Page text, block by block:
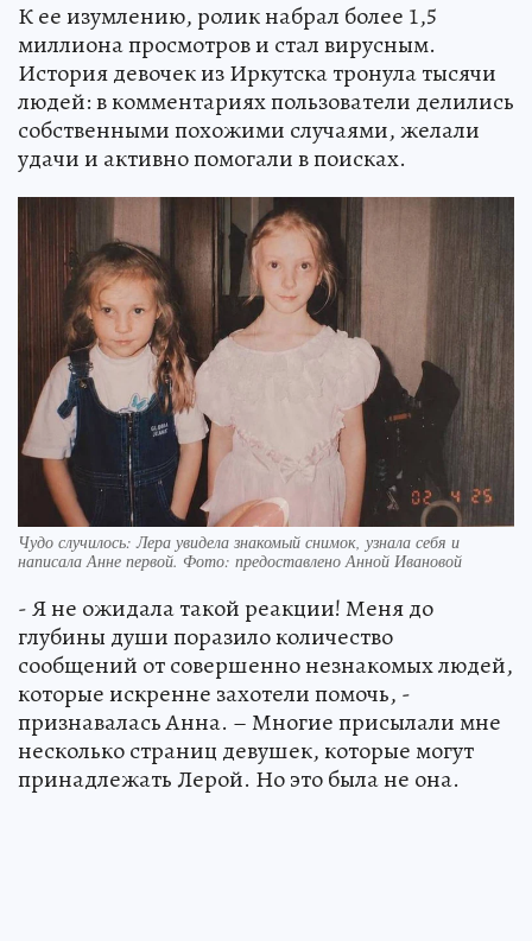
К ее изумлению, ролик набрал более 1,5
миллиона просмотров и стал вирусным.
История девочек из Иркутска тронула тысячи
людей: в комментариях пользователи делились
собственными похожими случаями, желали
удачи и активно помогали в поисках.
Чудо случилось: Лера увидела знакомый снимок, узнала себя и
написала Анне первой. Фото: предоставлено Анной Ивановой
- Я не ожидала такой реакции! Меня до
глубины души поразило количество
сообщений от совершенно незнакомых людей,
которые искренне захотели помочь, -
признавалась Анна. – Многие присылали мне
несколько страниц девушек, которые могут
принадлежать Лерой. Но это была не она.